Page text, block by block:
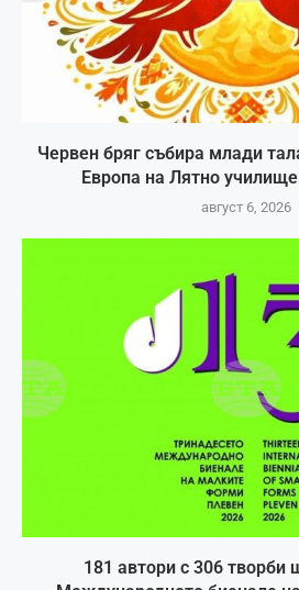
Червен бряг събира млади
Европа на Лятно
август 6, 2026
181 автори с 306 творби